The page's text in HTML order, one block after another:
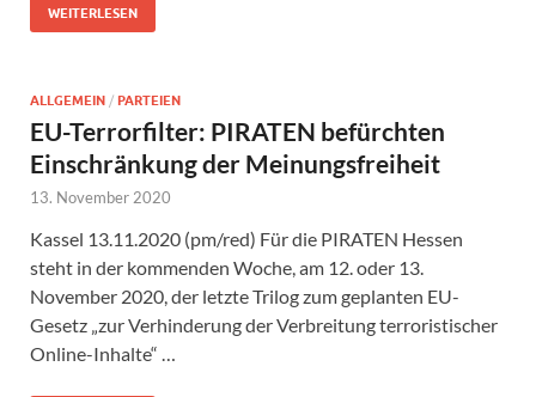
WEITERLESEN
ALLGEMEIN / PARTEIEN
EU-Terrorfilter: PIRATEN befürchten
Einschränkung der Meinungsfreiheit
13. November 2020
Kassel 13.11.2020 (pm/red) Für die PIRATEN Hessen
steht in der kommenden Woche, am 12. oder 13.
November 2020, der letzte Trilog zum geplanten EU-
Gesetz „zur Verhinderung der Verbreitung terroristischer
Online-Inhalte“ …